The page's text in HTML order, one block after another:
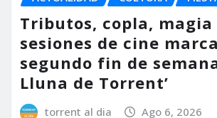
Tributos, copla,
sesiones de cine
segundo fin de
Lluna de Torrent’
torrent al dia Ago 6, 2026